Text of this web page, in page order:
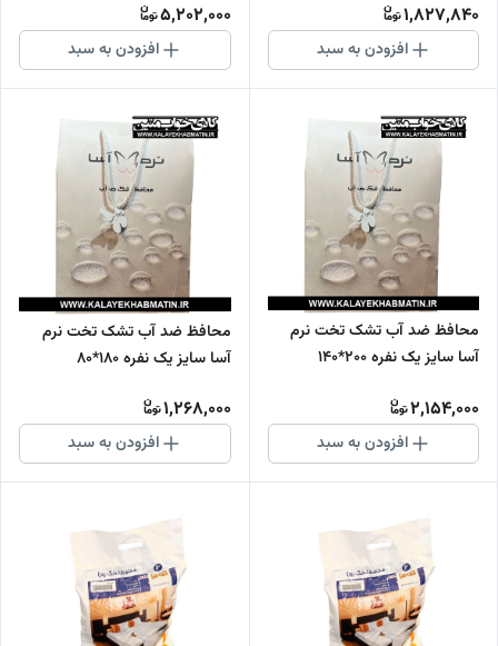
1,827,840
افزودن به سبد
5,202,000
افزودن به سبد
محافظ ضد آب تشک تخت نرم
آسا سایز یک نفره 200*140
2,154,000
افزودن به سبد
محافظ ضد آب تشک تخت نرم
آسا سایز یک نفره 180*80
1,268,000
افزودن به سبد